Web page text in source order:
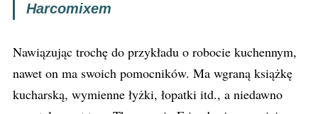
Harcomixem
Nawiązując trochę do przykładu o robocie kuchennym,
nawet on ma swoich pomocników. Ma wgraną książkę
kucharską, wymienne łyżki, łopatki itd., a niedawno